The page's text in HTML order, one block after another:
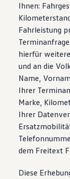
Ihnen:
Fahrleistung
hierfür
und an die
Name,
Ihrer
Marke,
Ihrer
dem Freitext
Diese